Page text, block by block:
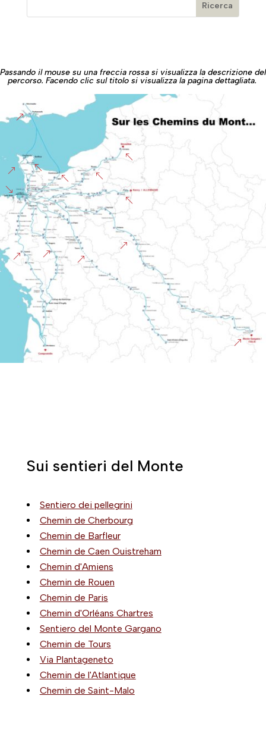
Passando il mouse su una freccia rossa si visualizza la descrizione del
percorso. Facendo clic sul titolo si visualizza la pagina dettagliata.
&
&
%
%
%
%
%
&
&
&
&
&
'
Sui sentieri del Monte
Sentiero dei pellegrini
Chemin de Cherbourg
Chemin de Barfleur
Chemin de Caen Ouistreham
Chemin d'Amiens
Chemin de Rouen
Chemin de Paris
Chemin d'Orléans Chartres
Sentiero del Monte Gargano
Chemin de Tours
Via Plantageneto
Chemin de l'Atlantique
Chemin de Saint-Malo